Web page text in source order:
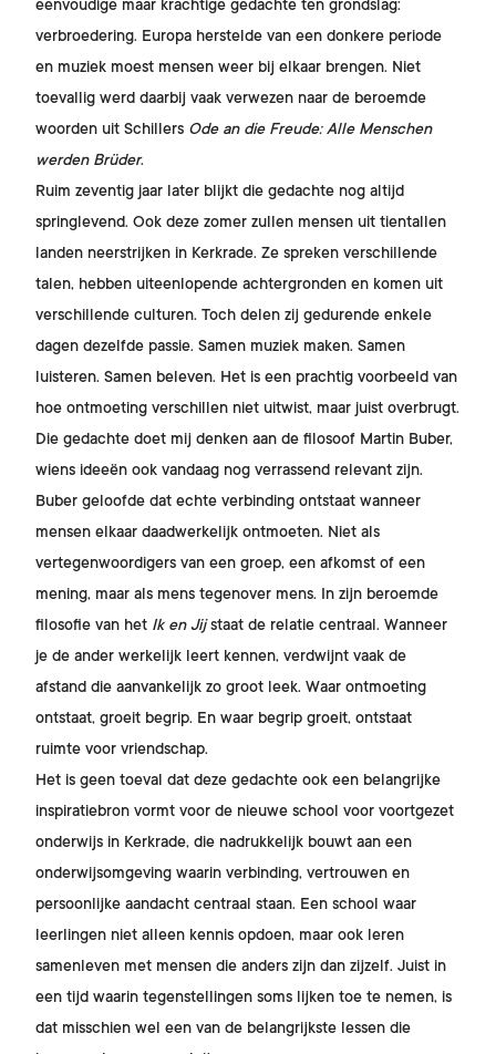
eenvoudige maar krachtige gedachte ten grondslag:
verbroedering. Europa herstelde van een donkere periode
en muziek moest mensen weer bij elkaar brengen. Niet
toevallig werd daarbij vaak verwezen naar de beroemde
woorden uit Schillers Ode an die Freude: Alle Menschen
werden Brüder.
Ruim zeventig jaar later blijkt die gedachte nog altijd
springlevend. Ook deze zomer zullen mensen uit tientallen
landen neerstrijken in Kerkrade. Ze spreken verschillende
talen, hebben uiteenlopende achtergronden en komen uit
verschillende culturen. Toch delen zij gedurende enkele
dagen dezelfde passie. Samen muziek maken. Samen
luisteren. Samen beleven. Het is een prachtig voorbeeld van
hoe ontmoeting verschillen niet uitwist, maar juist overbrugt.
Die gedachte doet mij denken aan de filosoof Martin Buber,
wiens ideeën ook vandaag nog verrassend relevant zijn.
Buber geloofde dat echte verbinding ontstaat wanneer
mensen elkaar daadwerkelijk ontmoeten. Niet als
vertegenwoordigers van een groep, een afkomst of een
mening, maar als mens tegenover mens. In zijn beroemde
filosofie van het Ik en Jijstaat de relatie centraal. Wanneer
je de ander werkelijk leert kennen, verdwijnt vaak de
afstand die aanvankelijk zo groot leek. Waar ontmoeting
ontstaat, groeit begrip. En waar begrip groeit, ontstaat
ruimte voor vriendschap.
Het is geen toeval dat deze gedachte ook een belangrijke
inspiratiebron vormt voor de nieuwe school voor voortgezet
onderwijs in Kerkrade, die nadrukkelijk bouwt aan een
onderwijsomgeving waarin verbinding, vertrouwen en
persoonlijke aandacht centraal staan. Een school waar
leerlingen niet alleen kennis opdoen, maar ook leren
samenleven met mensen die anders zijn dan zijzelf. Juist in
een tijd waarin tegenstellingen soms lijken toe te nemen, is
dat misschien wel een van de belangrijkste lessen die